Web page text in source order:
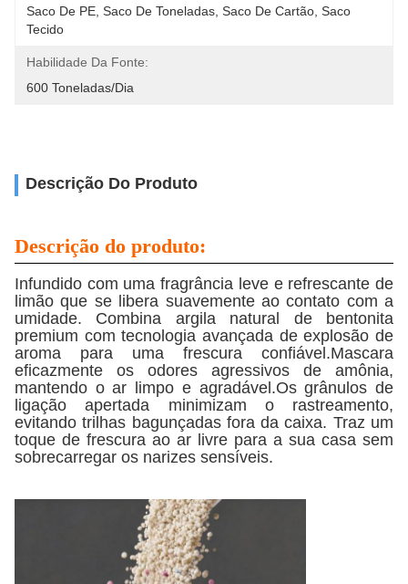
Saco De PE, Saco De Toneladas, Saco De Cartão, Saco
Tecido
Habilidade Da Fonte:
600 Toneladas/dia
Descrição Do Produto
Descrição do produto:
Infundido com uma fragrância leve e refrescante de
limão que se libera suavemente ao contato com a
umidade. Combina argila natural de bentonita
premium com tecnologia avançada de explosão de
aroma para uma frescura confiável.Mascara
eficazmente os odores agressivos de amônia,
mantendo o ar limpo e agradável.Os grânulos de
ligação apertada minimizam o rastreamento,
evitando trilhas bagunçadas fora da caixa. Traz um
toque de frescura ao ar livre para a sua casa sem
sobrecarregar os narizes sensíveis.